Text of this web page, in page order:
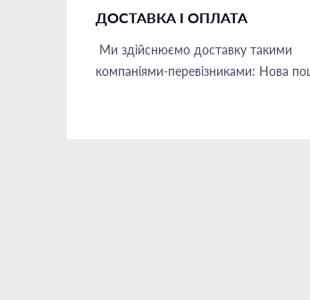
ДОСТАВКА І ОПЛАТА
Ми здійснюємо доставку такими
компаніями-перевізниками: Нова